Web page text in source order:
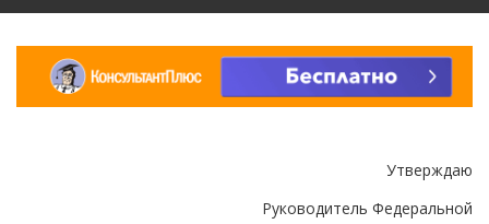
Утверждаю
Руководитель Федеральной